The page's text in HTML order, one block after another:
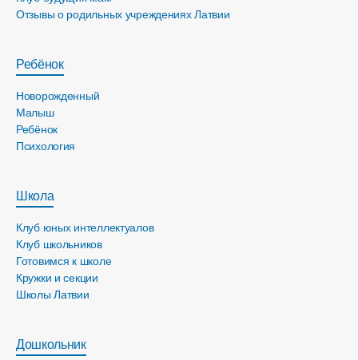
Отзывы о родильных учреждениях Латвии
Ребёнок
Новорожденный
Малыш
Ребёнок
Психология
Школа
Клуб юных интеллектуалов
Клуб школьников
Готовимся к школе
Кружки и секции
Школы Латвии
Дошкольник